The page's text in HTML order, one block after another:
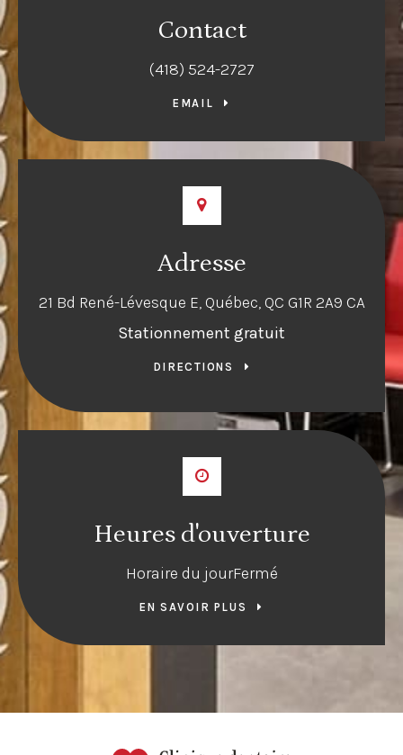
Contact
(418) 524-2727
EMAIL
Adresse
21 Bd René-Lévesque E Québec QC G1R 2A9 CA
Stationnement gratuit
DIRECTIONS
Heures d'ouverture
Horaire du jourFermé
EN SAVOIR PLUS